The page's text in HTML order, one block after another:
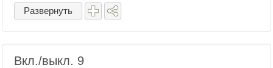
Развернуть
Вкл./выкл. 9